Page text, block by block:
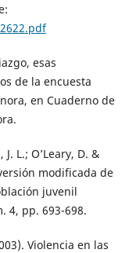
esas
de la encuesta
en Cuaderno de
L.; O’Leary, D. &
modificada de
juvenil
4, pp. 693-698.
Violencia en las